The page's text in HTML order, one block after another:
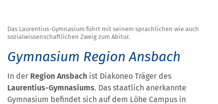
Das Laurentius-Gymnasium führt mit seinem sprachlichen wie auch
sozialwissenschaftlichen Zweig zum Abitur.
Gymnasium Region Ansbach
In der Region Ansbach ist Diakoneo Träger des
Laurentius-Gymnasiums. Das staatlich anerkannte
Gymnasium befindet sich auf dem Löhe Campus in